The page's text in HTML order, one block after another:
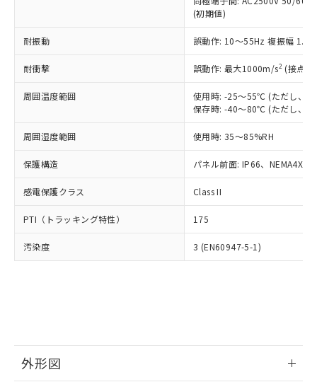
(初期値)
耐振動 誤動作: 10～55Hz 複振幅
耐衝撃 誤動作: 最大1000m/s2 (接点
周囲温度範囲
使用時: -25～55℃ (ただし、氷
保存時: -40～80℃ (ただし、氷
周囲湿度範囲 使用時: 35～85%RH
保護構造 パネル前面: IP66、NEMA4X,
感電保護クラス Class II
PTI（トラッキング特性） 175
汚染度 3 (EN60947-5-1)
外形図
正式な納期状況および標準価格はお客
様のお取引先、またはお客様担当のオ
ムロン制御機器販売店・当社販売員に
オムロン制御機器販売店や当社販売拠
販売ネットワーク
」をご確認
事前の承諾なく第三者に漏洩または開
示しないようお願いします。
マイパーツ機能（部品リスト作成サー
ビス）をご利用いただくには、I-Web
メンバーズにご登録されている必要が
あります。
お客様が当ウェブサイト上で当社にご
登録された部品リストについて、当社
および当社の共同利用者が、当社の製
(PBDE) 1000ppm以下、フタル酸ビス(2-エチルヘキシ
ル) (DEHP)(別名：DOP) 1000ppm以下、フタル酸ブチ
（DBP） 1000ppm以下、フタル酸ジイソブチル
但し、RoHS指令で産業用監視および制御機器に対する
フタル酸エステル類の４物質については閾値を超える意
図的な使用がないことを確認しています。
※2 対応予定月
部品在庫の切り替え状況などにより、予定
月が前後することがあります。
※3 非含有証明書ダウンロード
※本証明書は発行日時点で非含有を証明す
るもので、過去に遡って非含有を証明する
ニル類) : 1000ppm、 PBDEs(ポリ臭化ジフェニルエーテ
イソブチル) : 1000ppm、 BBP(フタル酸ブチルベンジ
DEHP(フタル酸ビス(2-エチルヘキシル)) : 1000ppm
「ｅ」：有害物質（10物質）のすべてが基
準値以下であることを示します。
「10」：通常の使用状況下において有害物
質が外部に漏えいし、環境に深刻な影響を
及ぼさない年数を意味します。
い合わせください。
当社は規制貨物を破棄する場合は、完
全に破砕するなど、違法に輸出されな
いよう必要な手段を講じます。
当社は貴社製品を、核兵器、ミサイ
ル、化学兵器、生物兵器またはその他
武器並びにこれらの製造装置等に一切
当社は、貴社製品を第三者に販売する
場合は、上記1、2および3の内容を当
該第三者に通知します。また当社は、
販売先および販売に係わる関係者が違
り引きをいたしません。
一定数以上の在庫あり
一定数には満たないが在庫あり
在庫なし(最新の在庫状況につ
いては、お客様のお取引先、ま
たはお客様担当のオムロン制御
機器販売店・当社販売員にご確
白
受注生産機種、また在庫状況の
情報を公開していない機種